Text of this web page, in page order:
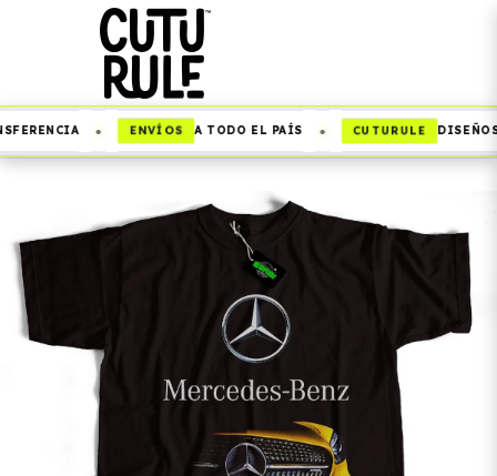
ENVÍOS A TODO EL PAÍS CUTURULE DISEÑOS